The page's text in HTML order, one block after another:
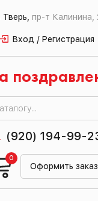
Тверь, пр-т Калинина,
Вход / Регистрация
(920) 194-99-
Оформить заказ
0